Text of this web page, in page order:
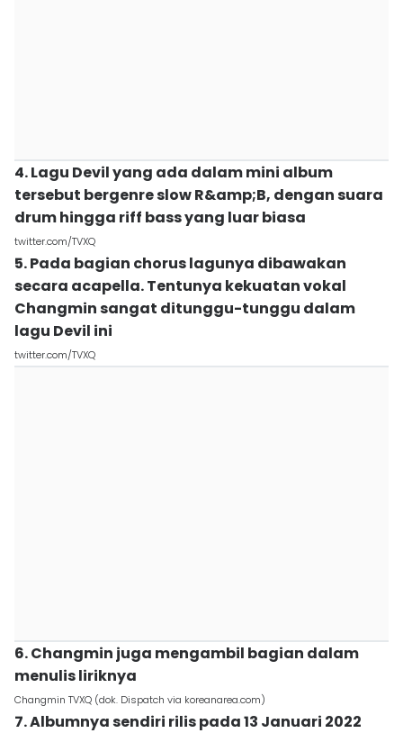
4. Lagu Devil yang ada dalam mini album
tersebut bergenre slow R&amp;B, dengan suara
drum hingga riff bass yang luar biasa
twitter.com/TVXQ
5. Pada bagian chorus lagunya dibawakan
secara acapella. Tentunya kekuatan vokal
Changmin sangat ditunggu-tunggu dalam
lagu Devil ini
twitter.com/TVXQ
6. Changmin juga mengambil bagian dalam
menulis liriknya
Changmin TVXQ (dok. Dispatch via koreanarea.com)
7. Albumnya sendiri rilis pada 13 Januari 2022